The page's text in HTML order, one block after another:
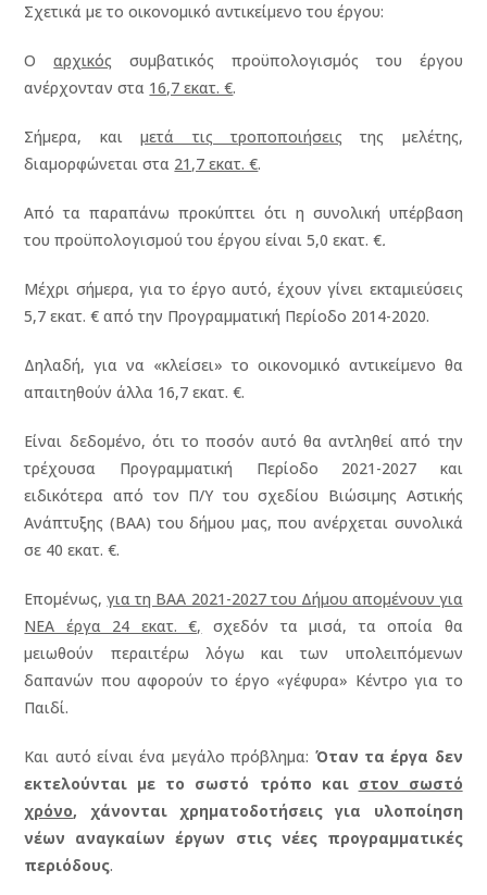
Σχετικά με το οικονομικό αντικείμενο του έργου:
Οαρχικός συμβατικός προϋπολογισμός του έργου
ανέρχονταν στα 16,7 εκατ. €.
Σήμερα, καιμετά τις τροποποιήσεις της μελέτης,
διαμορφώνεται στα 21,7 εκατ. €.
Από τα παραπάνω προκύπτει ότι η συνολική υπέρβαση
του προϋπολογισμού του έργου είναι 5,0 εκατ. €.
Μέχρι σήμερα, για το έργο αυτό, έχουν γίνει εκταμιεύσεις
5,7 εκατ. € από την Προγραμματική Περίοδο 2014-2020.
Δηλαδή, για να «κλείσει» το οικονομικό αντικείμενο θα
απαιτηθούν άλλα 16,7 εκατ. €.
Είναι δεδομένο, ότι το ποσόν αυτό θα αντληθεί από την
τρέχουσα Προγραμματική Περίοδο 2021-2027 και
ειδικότερα από τον Π/Υ του σχεδίου Βιώσιμης Αστικής
Ανάπτυξης (ΒΑΑ) του δήμου μας, που ανέρχεται συνολικά
σε 40 εκατ. €.
Επομένως,για τη ΒΑΑ 2021-2027 του Δήμου απομένουν για
ΝΕΑ έργα 24 εκατ. €, σχεδόν τα μισά, τα οποία θα
μειωθούν περαιτέρω λόγω και των υπολειπόμενων
δαπανών που αφορούν το έργο «γέφυρα» Κέντρο για το
Παιδί.
Και αυτό είναι ένα μεγάλο πρόβλημα: Όταν τα έργα δεν
εκτελούνται με το σωστό τρόπο και στον σωστό
χρόνο, χάνονται χρηματοδοτήσεις για υλοποίηση
νέων αναγκαίων έργων στις νέες προγραμματικές
περιόδους.